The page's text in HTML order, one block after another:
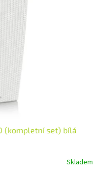
(kompletní set) bílá
Skladem